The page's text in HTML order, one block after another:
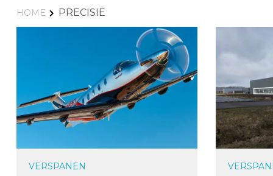
HOME PRECISIE
VERSPANEN